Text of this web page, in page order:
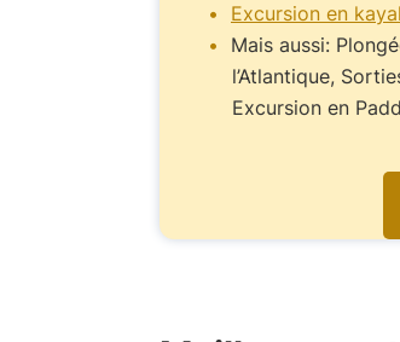
Excursion en
Mais aussi:
l’Atlantique,
Excursion en